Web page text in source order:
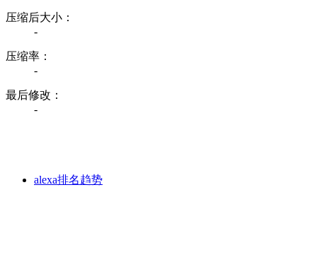
压缩后大小：
-
压缩率：
-
最后修改：
-
alexa排名趋势